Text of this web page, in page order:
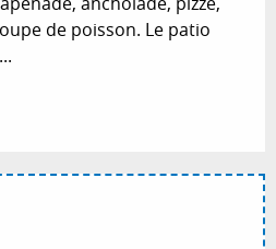
de poisson. Le patio